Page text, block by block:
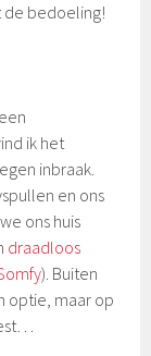
de bedoeling!
ik het
inbraak.
en ons
ons huis
draadloos
). Buiten
optie, maar op